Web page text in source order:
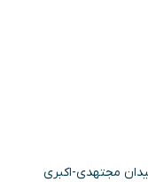
مجتهدی-اکبری